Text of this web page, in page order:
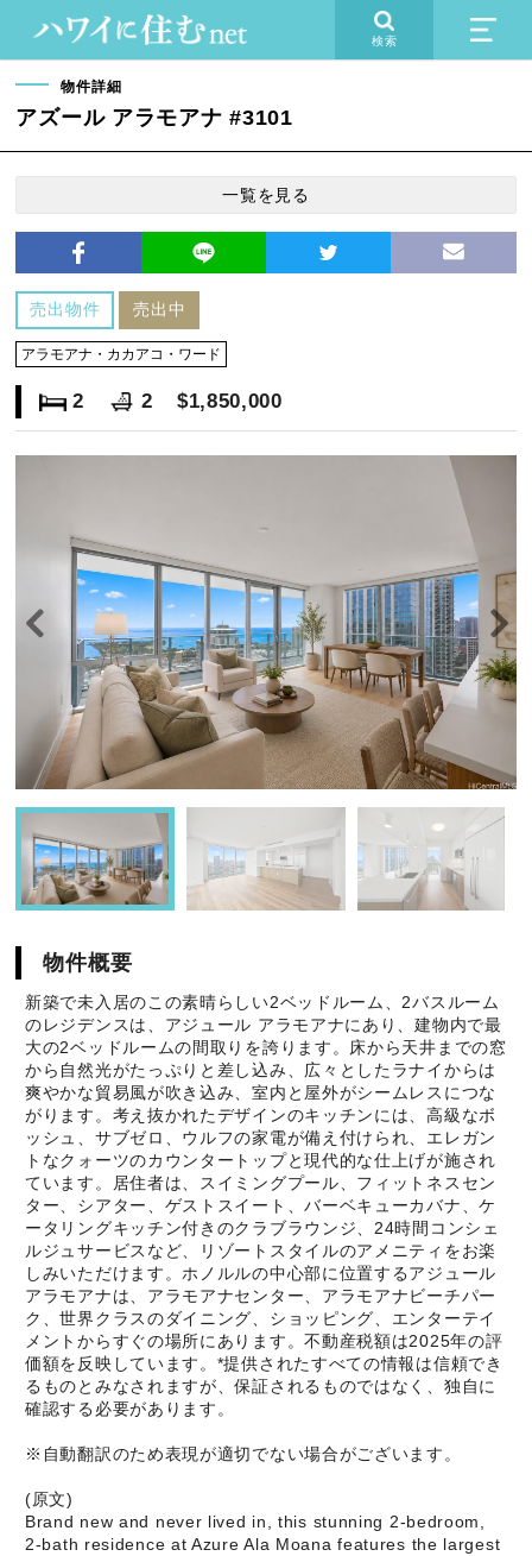
検索
物件詳細
アズール アラモアナ #3101
一覧を見る
売出物件 売出中
アラモアナ・カカアコ・ワード
2 2 $1,850,000
物件概要
新築で未入居のこの素晴らしい2ベッドルーム、2バスルーム
のレジデンスは、アジュール アラモアナにあり、建物内で最
大の2ベッドルームの間取りを誇ります。床から天井までの窓
から自然光がたっぷりと差し込み、広々としたラナイからは
爽やかな貿易風が吹き込み、室内と屋外がシームレスにつな
がります。考え抜かれたデザインのキッチンには、高級なボ
ッシュ、サブゼロ、ウルフの家電が備え付けられ、エレガン
トなクォーツのカウンタートップと現代的な仕上げが施され
ています。居住者は、スイミングプール、フィットネスセン
ター、シアター、ゲストスイート、バーベキューカバナ、ケ
ータリングキッチン付きのクラブラウンジ、24時間コンシェ
ルジュサービスなど、リゾートスタイルのアメニティをお楽
しみいただけます。ホノルルの中心部に位置するアジュール
アラモアナは、アラモアナセンター、アラモアナビーチパー
ク、世界クラスのダイニング、ショッピング、エンターテイ
メントからすぐの場所にあります。不動産税額は2025年の評
価額を反映しています。*提供されたすべての情報は信頼でき
るものとみなされますが、保証されるものではなく、独自に
確認する必要があります。
※自動翻訳のため表現が適切でない場合がございます。
(原文)
Brand new and never lived in, this stunning 2-bedroom,
2-bath residence at Azure Ala Moana features the largest